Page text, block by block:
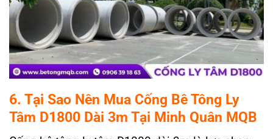
6. Tại Sao Nên Mua Cống Bê Tông Ly
Tâm D1800 Dài 3m Tại Minh Quân MQB